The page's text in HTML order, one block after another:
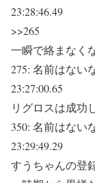
23:28:46.49
>>265
一瞬で絡まなく
275: 名前はない
23:27:00.65
リグロスは成功
350: 名前はない
23:29:49.29
すうちゃんの登